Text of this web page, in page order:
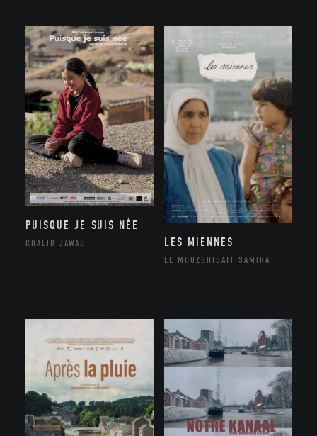
PUISQUE JE SUIS NÉE
RHALIB JAWAD LES MIENNES
EL MOUZGHIBATI SAMIRA